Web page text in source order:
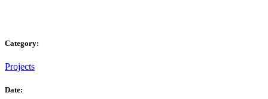
Category:
Projects
Date: